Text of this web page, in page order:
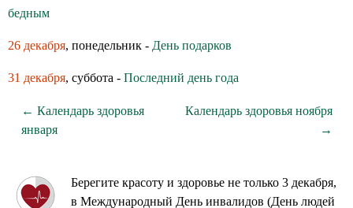
бедным
26 декабря, понедельник - День подарков
31 декабря, суббота - Последний день года
← Календарь здоровья
января
Календарь здоровья ноября
→
Берегите красоту и здоровье не только 3 декабря,
в Международный День инвалидов (День людей